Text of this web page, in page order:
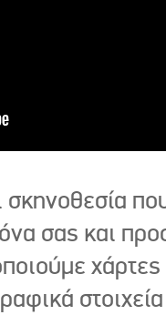
σκηνοθεσία
σας και
χάρτες
στοιχεία